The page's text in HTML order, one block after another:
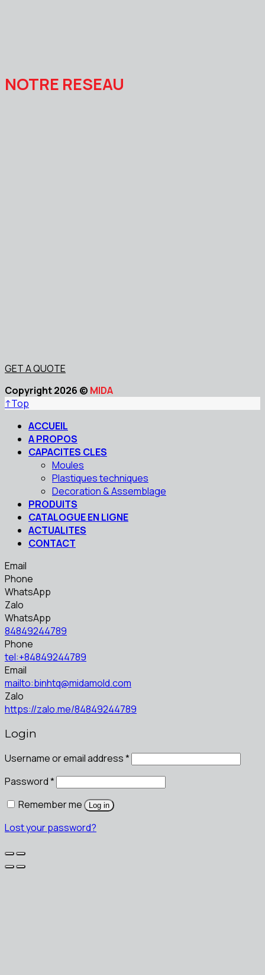
NOTRE RESEAU
GET A QUOTE
Copyright 2026 © MIDA
↑Top
ACCUEIL
A PROPOS
CAPACITES CLES
Moules
Plastiques techniques
Decoration & Assemblage
PRODUITS
CATALOGUE EN LIGNE
ACTUALITES
CONTACT
Email
Phone
WhatsApp
Zalo
WhatsApp
84849244789
Phone
tel:+84849244789
Email
mailto:binhtq@midamold.com
Zalo
https://zalo.me/84849244789
Login
Username or email address*
Password*
Remember me
Log in
Lost your password?